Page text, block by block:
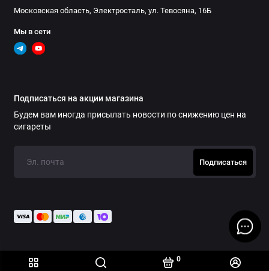
0
Московская область, Электросталь, ул. Тевосяна, 16Б
Мы в сети
Подписаться на акции магазина
Будем вам иногда присылать новости по снижению цен на
сигареты
Подписаться